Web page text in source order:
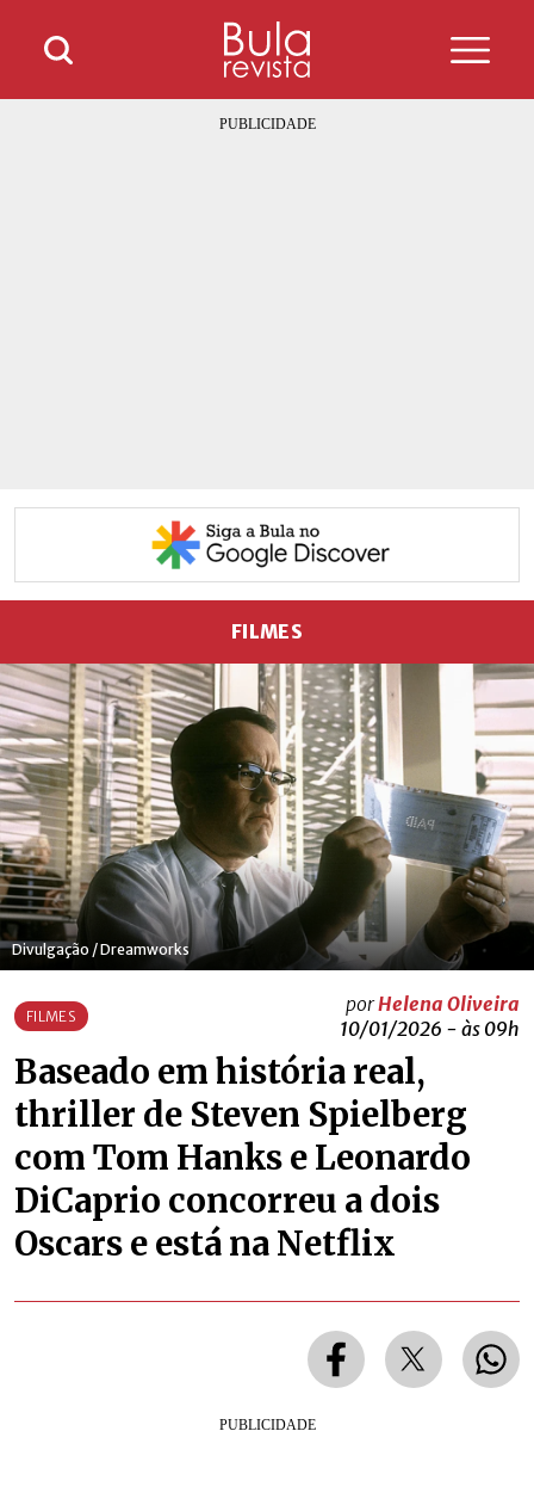
FILMES
Divulgação / Dreamworks
FILMES
porHelena Oliveira
10/01/2026 - às 09h
Baseado em história real,
thriller de Steven Spielberg
com Tom Hanks e Leonardo
DiCaprio concorreu a dois
Oscars e está na Netflix